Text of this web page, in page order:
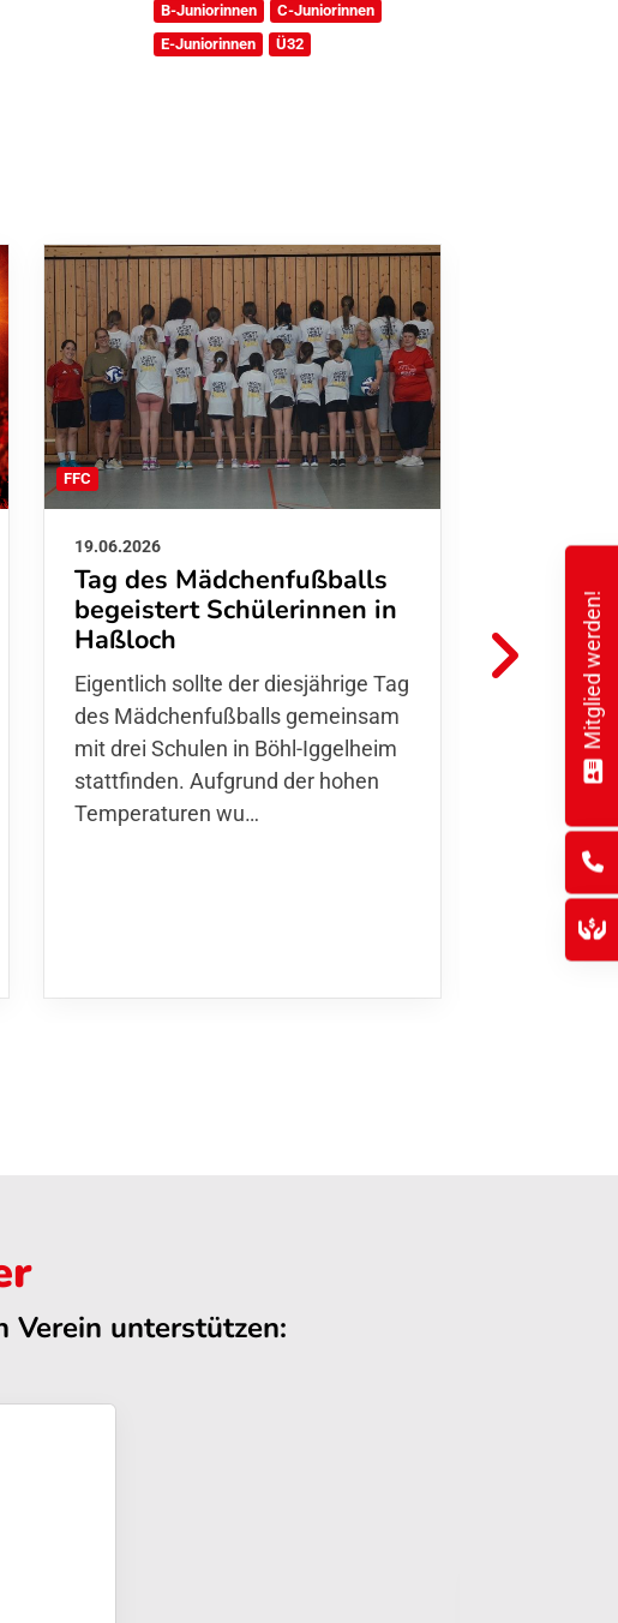
B-Juniorinnen
C-Juniorinnen
E-Juniorinnen
Ü32
FFC
19.06.2026
Tag des Mädchenfußballs
begeistert Schülerinnen in
Haßloch
Eigentlich sollte der diesjährige Tag
des Mädchenfußballs gemeinsam
mit drei Schulen in Böhl-Iggelheim
stattfinden. Aufgrund der hohen
Temperaturen wu…
01.06.2026
FFC
Hoffmann
Thomas
den
Verein unterstützen:
Mitglied werden!